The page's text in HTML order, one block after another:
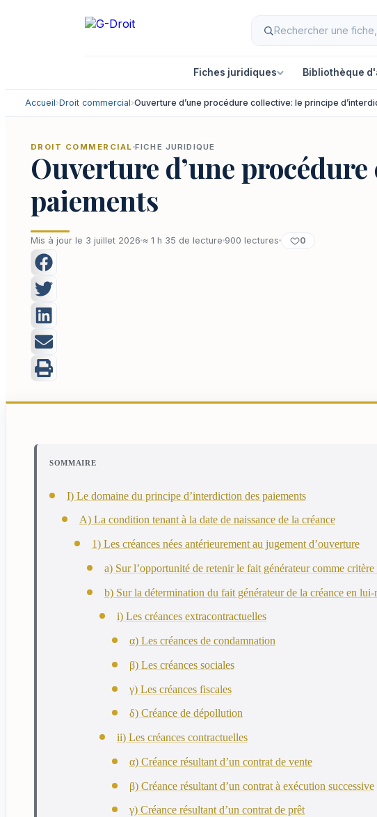
Fiches juridiques Bibliothèque
Accueil›Droit commercial›Ouverture d’une procédure collective: le principe
DROIT COMMERCIAL FICHE JURIDIQUE
Ouverture d’une
paiements
Mis à jour le 3 juillet 2026 ≈ 1 h 35 de lecture 900 lectures 0
SOMMAIRE
I) Le domaine du principe d’interdiction des paiements
A) La condition tenant à la date de naissance de la créance
1) Les créances nées antérieurement au jugement d’ouverture
a) Sur l’opportunité de retenir le fait générateur comme critère
b) Sur la détermination du fait générateur de la créance en lui-
i) Les créances extracontractuelles
α) Les créances de condamnation
β) Les créances sociales
γ) Les créances fiscales
δ) Créance de dépollution
ii) Les créances contractuelles
α) Créance résultant d’un contrat de vente
β) Créance résultant d’un contrat à exécution successive
γ) Créance résultant d’un contrat de prêt